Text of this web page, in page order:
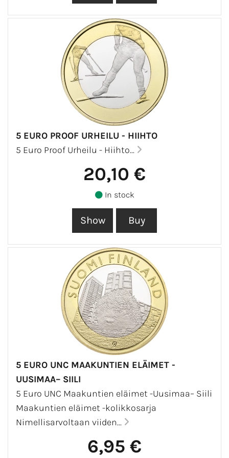
5 EURO PROOF URHEILU - HIIHTO
5 Euro Proof Urheilu - Hiihto...
20,10 €
In stock
5 EURO UNC MAAKUNTIEN ELÄIMET -
UUSIMAA– SIILI
5 Euro UNC Maakuntien eläimet -Uusimaa– Siili
Maakuntien eläimet -kolikkosarja
Nimellisarvoltaan viiden...
6,95 €